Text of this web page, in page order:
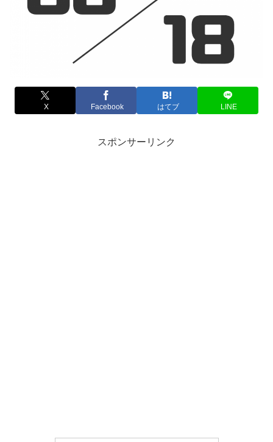
X Facebook はてブ LINE
スポンサーリンク